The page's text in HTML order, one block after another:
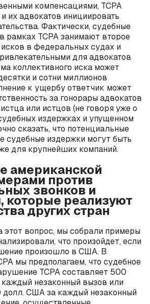
компенсациями, TCPA
их адвокатов инициировать
Фактически, судебные
рамках TCPA занимают второе
в федеральных судах и
для адвокатов
коллективного иска может
и сотни миллионов
к ущербу ответчик может
за гонорары адвокатов
или истцов (не говоря уже о
издержках и упущенном
сказать, что потенциальные
судебные издержки могут быть
для крупнейших компаний.
американской
против
звонков и
которые реализуют
других стран
этот вопрос, мы собрали примеры
что произойдет, если
произошло в США. В
мы предполагаем, что судебное
TCPA составляет 500
незаконный вызов или
долл. США за каждый незаконный